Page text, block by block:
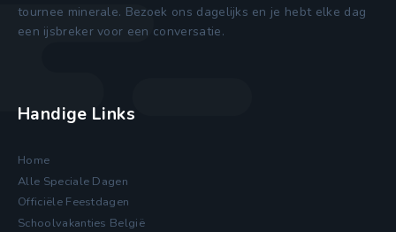
tournee minerale. Bezoek ons dagelijks en je hebt elke dag
een ijsbreker voor een conversatie.
Handige Links
Home
Alle Speciale Dagen
Officiële Feestdagen
Schoolvakanties België